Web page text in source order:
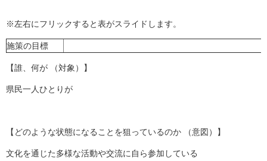
※左右にフリックすると表がスライドします。
施策の目標
【誰、何が （対象）】
県民一人ひとりが
【どのような状態になることを狙っているのか （意図）】
文化を通じた多様な活動や交流に自ら参加している